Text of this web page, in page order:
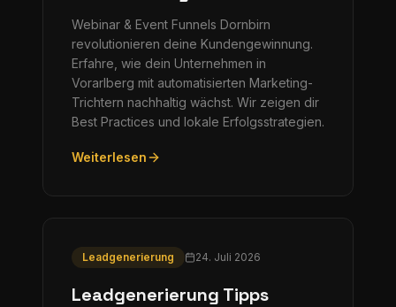
Webinar & Event Funnels Dornbirn
revolutionieren deine Kundengewinnung.
Erfahre, wie dein Unternehmen in
Vorarlberg mit automatisierten Marketing-
Trichtern nachhaltig wächst. Wir zeigen dir
Best Practices und lokale Erfolgsstrategien.
Weiterlesen
Leadgenerierung 24. Juli 2026
Leadgenerierung Tipps